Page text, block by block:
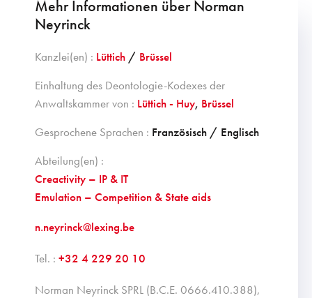
Mehr Informationen über Norman
Neyrinck
Kanzlei(en) : Lüttich / Brüssel
Einhaltung des Deontologie-Kodexes der
Anwaltskammer von : Lüttich - Huy, Brüssel
Gesprochene Sprachen : Französisch / Englisch
Abteilung(en) :
Creactivity – IP & IT
Emulation – Competition & State aids
n.neyrinck@lexing.be
Tel. : +32 4 229 20 10
Norman Neyrinck SPRL (B.C.E. 0666.410.388),